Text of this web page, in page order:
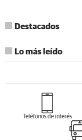
Destacados
Lo más leído
Teléfonos de interés